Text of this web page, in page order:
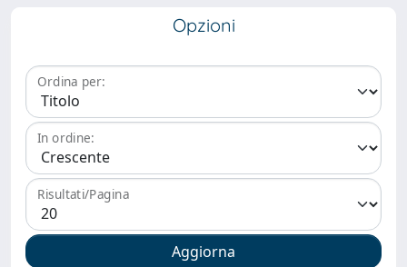
Opzioni
Ordina per:
In ordine:
Risultati/Pagina